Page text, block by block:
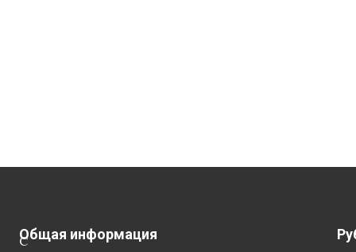
С
Общая информация